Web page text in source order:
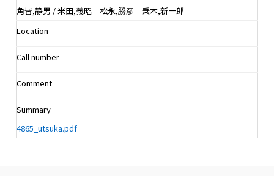
角皆,静男 / 米田,義昭 松永,勝彦 乗木,新一郎
Location
Call number
Comment
Summary
4865_utsuka.pdf